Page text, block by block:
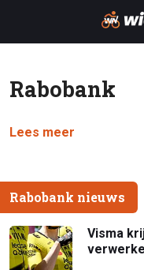
Rabobank
Lees meer
Rabobank nieuws
Visma